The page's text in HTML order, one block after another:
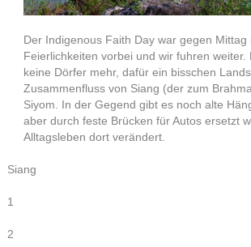
Der Indigenous Faith Day war gegen
Feierlichkeiten vorbei und wir fuhren weiter.
keine Dörfer mehr, dafür ein bisschen
Zusammenfluss von Siang (der zum
Siyom. In der Gegend gibt es noch alte
aber durch feste Brücken für Autos ersetzt
Alltagsleben dort verändert.
Siang
1
2